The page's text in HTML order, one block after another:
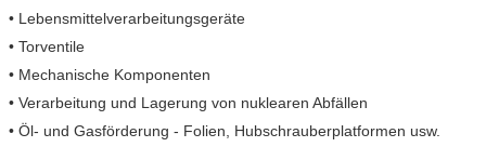
• Lebensmittelverarbeitungsgeräte
• Torventile
• Mechanische Komponenten
• Verarbeitung und Lagerung von nuklearen Abfällen
• Öl- und Gasförderung - Folien, Hubschrauberplatformen usw.